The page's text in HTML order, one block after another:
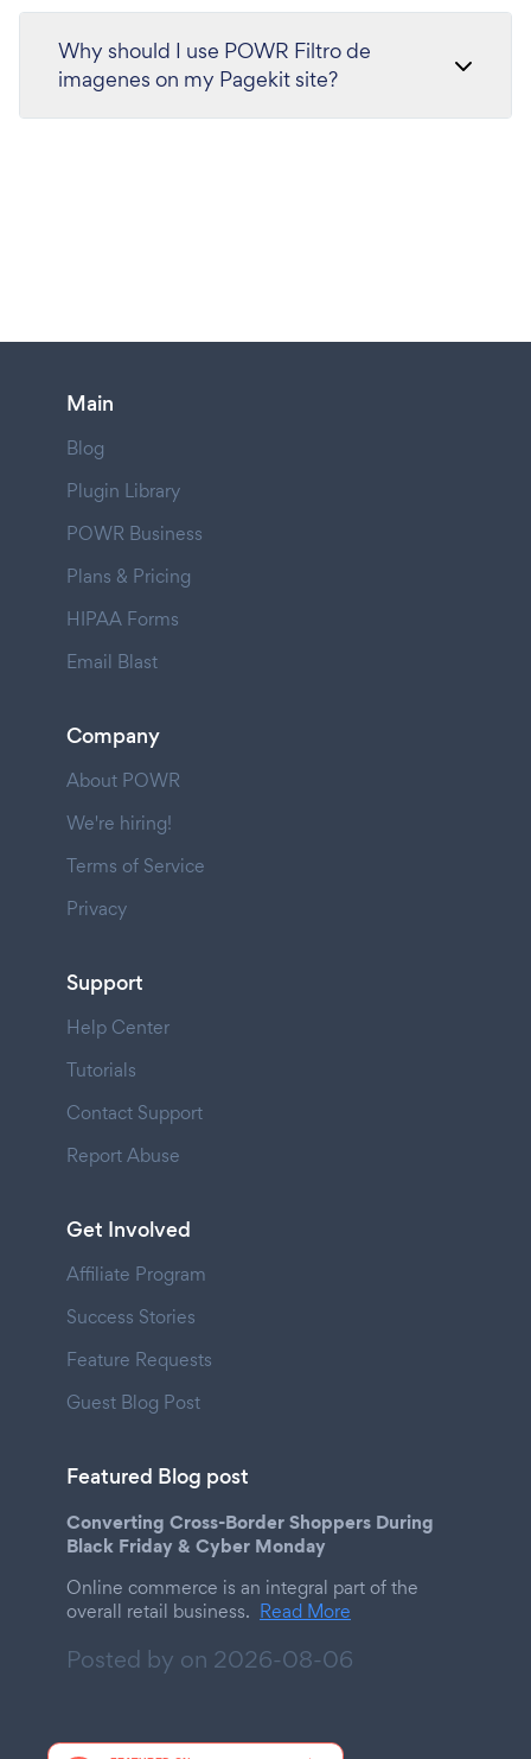
Why should I use POWR Filtro de
imagenes on my Pagekit site?
Main
Blog
Plugin Library
POWR Business
Plans & Pricing
HIPAA Forms
Email Blast
Company
About POWR
We're hiring!
Terms of Service
Privacy
Support
Help Center
Tutorials
Contact Support
Report Abuse
Get Involved
Affiliate Program
Success Stories
Feature Requests
Guest Blog Post
Featured Blog post
Converting Cross-Border Shoppers During
Black Friday & Cyber Monday
Online commerce is an integral part of the
overall retail business. Read More
Posted by on 2026-08-06